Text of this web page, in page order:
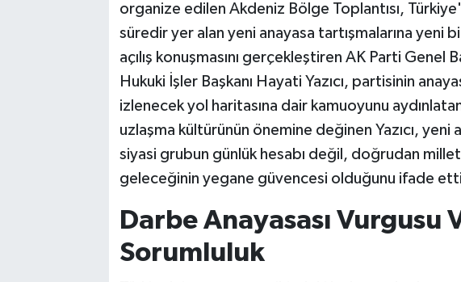
organize edilen Akdeniz Bölge Toplantısı,
süredir yer alan yeni anayasa tartışmalarına yeni
açılış konuşmasını gerçekleştiren AK Parti Genel
Hukuki İşler Başkanı Hayati Yazıcı, partisinin
izlenecek yol haritasına dair kamuoyunu
uzlaşma kültürünün önemine değinen Yazıcı,
siyasi grubun günlük hesabı değil, doğrudan
geleceğinin yegane güvencesi olduğunu ifade
Darbe Anayasası Vurgusu
Sorumluluk